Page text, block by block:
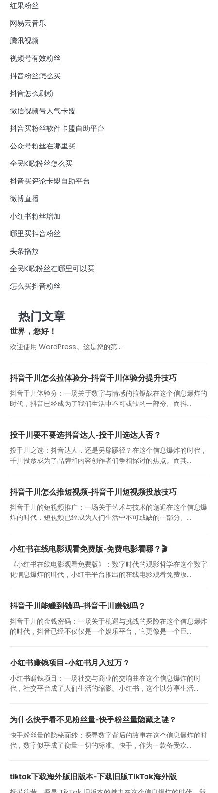
红果粉丝
网易云音乐
腾讯视频
视频号有效粉丝
抖音粉丝怎么买
抖音怎么刷粉
微信视频号人气卡盟
抖音买粉丝软件卡盟自助平台
公众号粉丝在哪里买
全民K歌粉丝怎么买
抖音买评论卡盟自助平台
微博直播
小红书粉丝增加
哪里买抖音粉丝
头条播放
全民K歌粉丝在哪里可以买
怎么买抖音粉丝
热门文章
世界，您好！
欢迎使用 WordPress。这是您的第…
抖音千川怎么拉体验分-抖音千川体验分提升技巧
抖音千川体验分：一场关于数字与情感的拉锯战在这个信息爆炸的
时代，抖音已经成为了我们生活中不可或缺的一部分。而抖...
投千川要不要选抖音达人-投千川选达人否？
投千川之选：抖音达人，还是另辟蹊径？在这个信息爆炸的时代，
千川投放成为了品牌和内容创作者们争相探讨的焦点。而其...
抖音千川怎么推短视频-抖音千川短视频投放技巧
抖音千川的短视频推广：一场关于艺术与技术的邂逅在这个信息爆
炸的时代，短视频已经成为人们生活中不可或缺的一部分。...
小红书在线电影观看免费版-免费电影看哪？🎬
《小红书在线电影观看免费版》：数字时代的观影哲学在这个数字
化信息爆炸的时代，小红书平台推出的在线电影观看免费版...
抖音千川能赚到钱吗-抖音千川赚钱吗？
抖音千川的金钱密码：一场关于机遇与挑战的探险在这个信息爆炸
的时代，抖音已经不仅仅是一个娱乐平台，它更像是一个巨...
小红书赚钱项目-小红书月入过万？
小红书赚钱项目：一场社交与商业的交响曲在这个信息爆炸的时
代，社交平台成了人们生活的缩影。小红书，这个以分享生活...
为什么快手看不见粉丝量-快手粉丝量隐藏之谜？
快手粉丝量的隐秘面纱：探寻数字背后的故事在这个信息爆炸的时
代，数字似乎成了衡量一切的标准。快手，作为一款备受欢...
tiktok下载海外版旧版本-下载旧版TikTok海外版